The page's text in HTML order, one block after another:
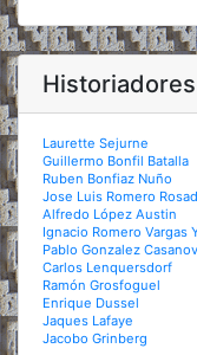
Laurette Sejurne
Guillermo Bonfil Batalla
Ruben Bonfiaz Nuño
Jose Luis Romero
Alfredo López Austin
Ignacio Romero Vargas
Pablo Gonzalez
Carlos Lenquersdorf
Ramón Grosfoguel
Enrique Dussel
Jaques Lafaye
Jacobo Grinberg